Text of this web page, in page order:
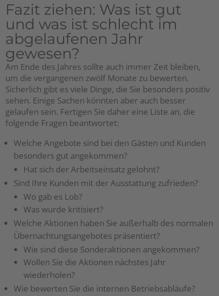
Fazit ziehen: Was ist gut
und was ist schlecht im
abgelaufenen Jahr
gewesen?
Am Ende des Jahres sollte auch immer Zeit bleiben,
um die vergangenen zwölf Monate zu bewerten.
Sicherlich gibt es viele Dinge, die Sie besonders positiv
sehen. Einige Sachen könnten aber auch besser
gelaufen sein. Fertigen Sie daher eine Liste an, die
folgende Fragen beantwortet:
Welche Angebote sind bei den Gästen und Kunden
besonders gut angekommen?
Hat sich der Arbeitseinsatz gelohnt?
Sind Ihre Kunden mit der Ausstattung zufrieden?
Wo gab es Lob?
Was wurde kritisiert?
Welche Aktionen haben Sie außerhalb des normalen
Übernachtungsangebotes präsentiert?
Wie sind diese Sonderaktionen angekommen?
Wollen Sie die Aktionen nächstes Jahr
wiederholen?
Wie bewerten Sie die internen Betriebsabläufe?